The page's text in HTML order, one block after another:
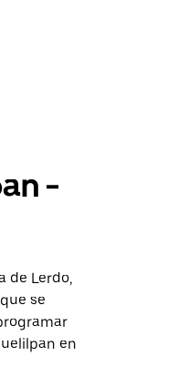
-
de Lerdo,
se
en